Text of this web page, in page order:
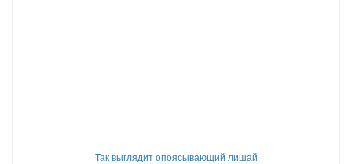
Так выглядит опоясывающий лишай